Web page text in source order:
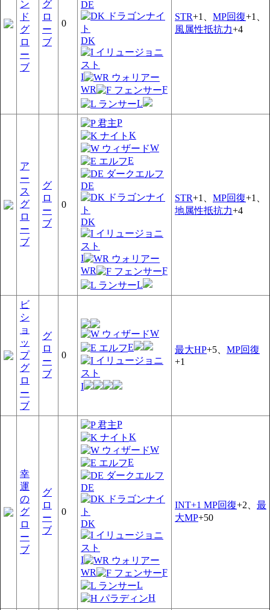
ン
ド
グ
ロ
ー
ブ
グ
ロ
ー
ブ
0
DE
DK
I
WR
F
L
STR+1、 MP回復+1、
風属性抵抗力+4
ア
ー
ス
グ
ロ
ー
ブ
グ
ロ
ー
ブ
0
P
K
W
E
DE
DK
I
WR
F
L
STR+1、 MP回復+1、
地属性抵抗力+4
ビ
シ
ョ
ッ
プ
グ
ロ
ー
ブ
グ
ロ
ー
ブ
0
W
E
I
最大HP+5、 MP回復
+1
幸
運
の
グ
ロ
ー
ブ
グ
ロ
ー
ブ
0
P
K
W
E
DE
DK
I
WR
F
L
H
INT+1 MP回復+2、 最
大MP+50